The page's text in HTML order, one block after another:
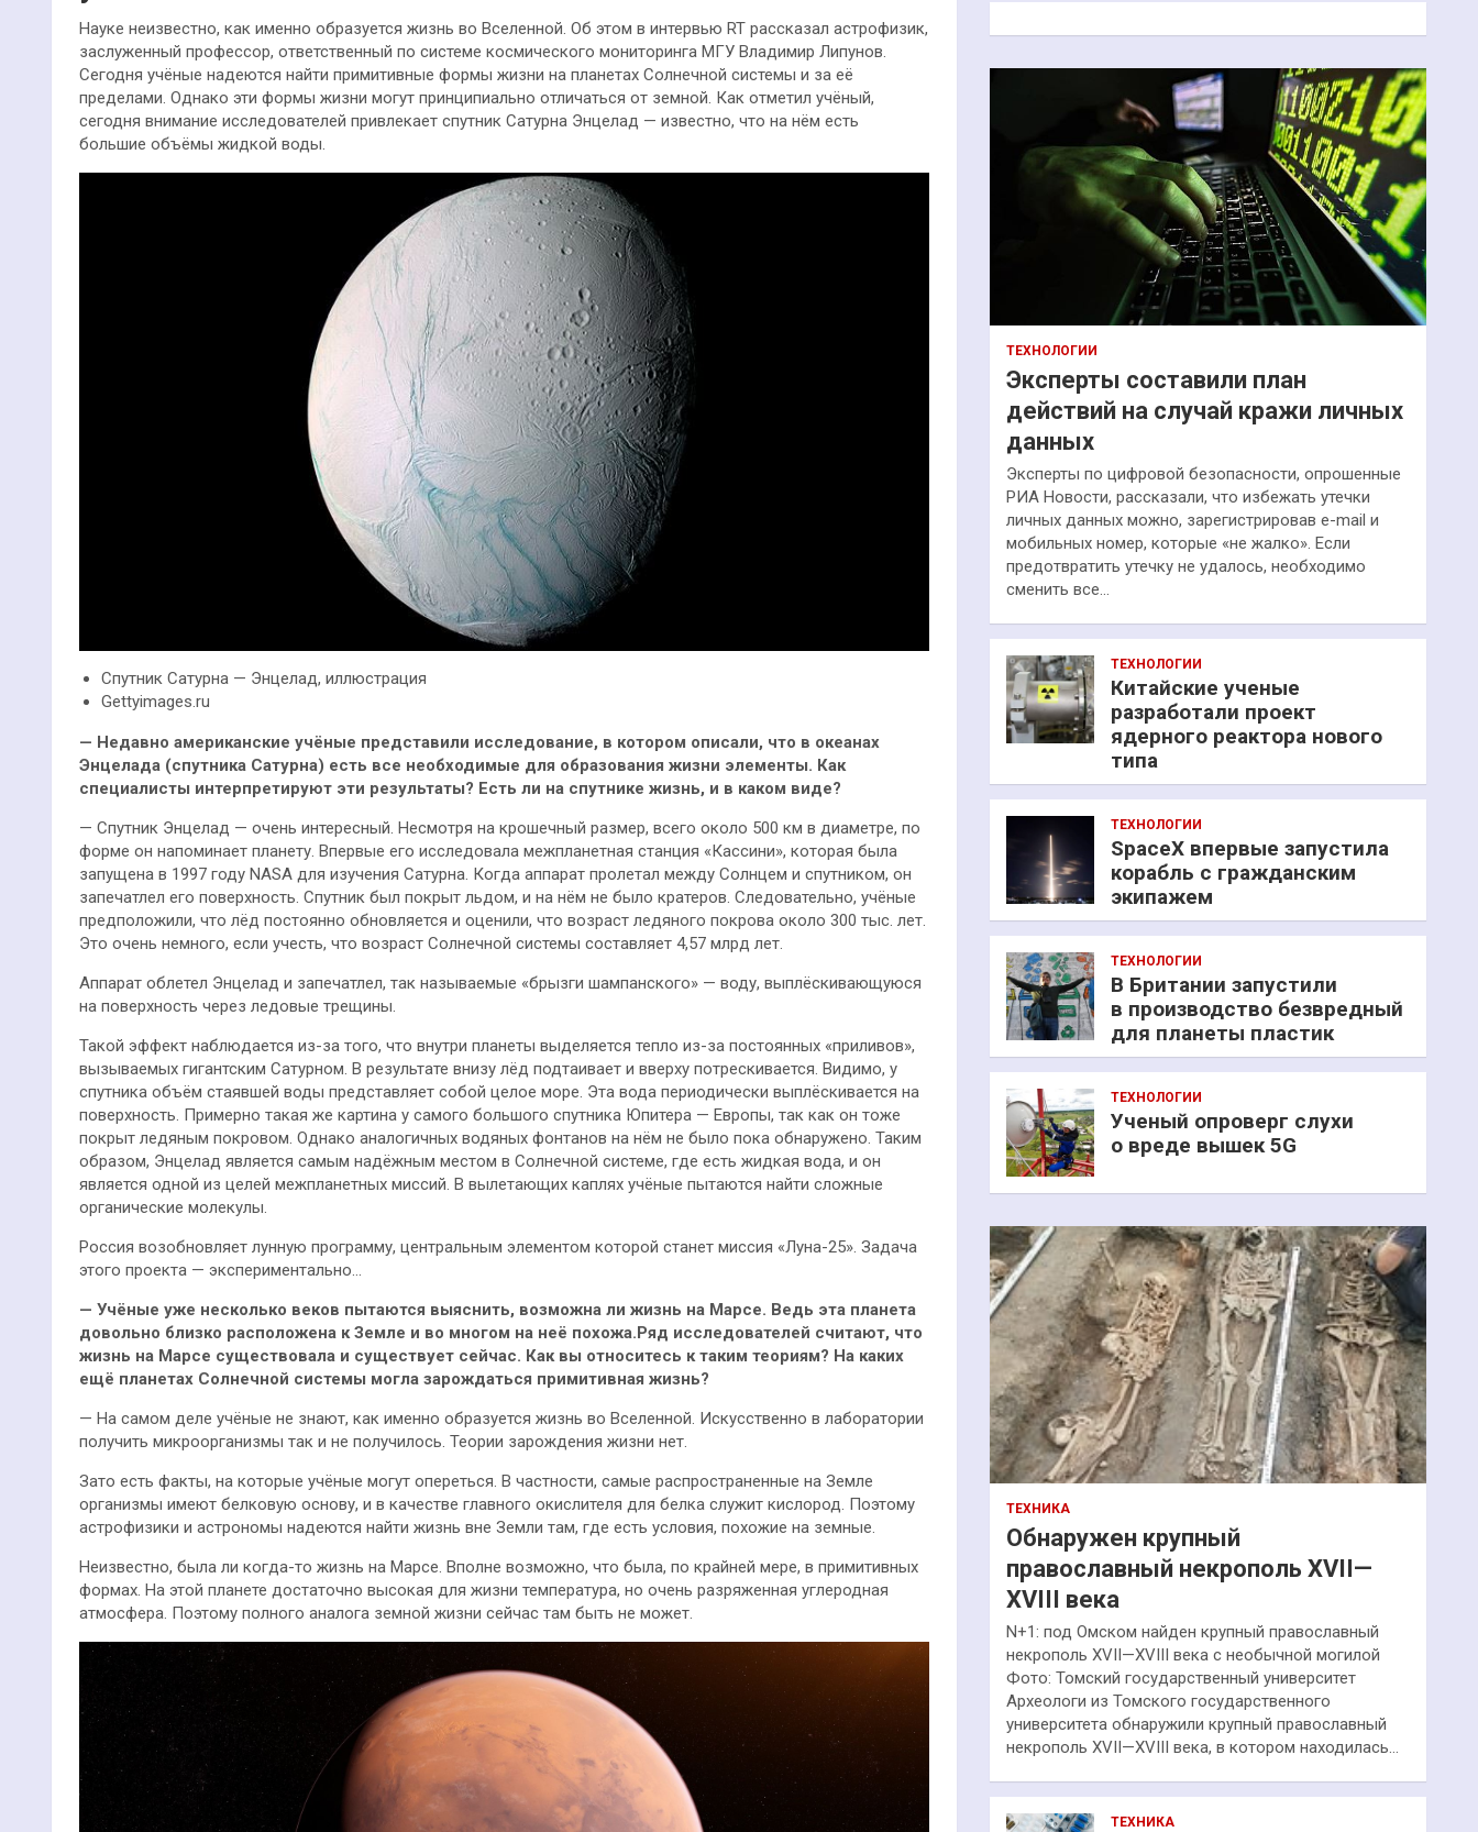
Науке неизвестно, как именно образуется жизнь во Вселенной. Об этом в интервью RT рассказал астрофизик,
заслуженный профессор, ответственный по системе космического мониторинга МГУ Владимир Липунов.
Сегодня учёные надеются найти примитивные формы жизни на планетах Солнечной системы и за её
пределами. Однако эти формы жизни могут принципиально отличаться от земной. Как отметил учёный,
сегодня внимание исследователей привлекает спутник Сатурна Энцелад — известно, что на нём есть
большие объёмы жидкой воды.
Спутник Сатурна — Энцелад, иллюстрация
Gettyimages.ru
— Недавно американские учёные представили исследование, в котором описали, что в океанах
Энцелада (спутника Сатурна) есть все необходимые для образования жизни элементы. Как
специалисты интерпретируют эти результаты? Есть ли на спутнике жизнь, и в каком виде?
— Спутник Энцелад — очень интересный. Несмотря на крошечный размер, всего около 500 км в диаметре, по
форме он напоминает планету. Впервые его исследовала межпланетная станция «Кассини», которая была
запущена в 1997 году NASA для изучения Сатурна. Когда аппарат пролетал между Солнцем и спутником, он
запечатлел его поверхность. Спутник был покрыт льдом, и на нём не было кратеров. Следовательно, учёные
предположили, что лёд постоянно обновляется и оценили, что возраст ледяного покрова около 300 тыс. лет.
Это очень немного, если учесть, что возраст Солнечной системы составляет 4,57 млрд лет.
Аппарат облетел Энцелад и запечатлел, так называемые «брызги шампанского» — воду, выплёскивающуюся
на поверхность через ледовые трещины.
Такой эффект наблюдается из-за того, что внутри планеты выделяется тепло из-за постоянных «приливов»,
вызываемых гигантским Сатурном. В результате внизу лёд подтаивает и вверху потрескивается. Видимо, у
спутника объём стаявшей воды представляет собой целое море. Эта вода периодически выплёскивается на
поверхность. Примерно такая же картина у самого большого спутника Юпитера — Европы, так как он тоже
покрыт ледяным покровом. Однако аналогичных водяных фонтанов на нём не было пока обнаружено. Таким
образом, Энцелад является самым надёжным местом в Солнечной системе, где есть жидкая вода, и он
является одной из целей межпланетных миссий. В вылетающих каплях учёные пытаются найти сложные
органические молекулы.
Россия возобновляет лунную программу, центральным элементом которой станет миссия «Луна-25». Задача
этого проекта — экспериментально…
— Учёные уже несколько веков пытаются выяснить, возможна ли жизнь на Марсе. Ведь эта планета
довольно близко расположена к Земле и во многом на неё похожа.Ряд исследователей считают, что
жизнь на Марсе существовала и существует сейчас. Как вы относитесь к таким теориям? На каких
ещё планетах Солнечной системы могла зарождаться примитивная жизнь?
— На самом деле учёные не знают, как именно образуется жизнь во Вселенной. Искусственно в лаборатории
получить микроорганизмы так и не получилось. Теории зарождения жизни нет.
Зато есть факты, на которые учёные могут опереться. В частности, самые распространенные на Земле
организмы имеют белковую основу, и в качестве главного окислителя для белка служит кислород. Поэтому
астрофизики и астрономы надеются найти жизнь вне Земли там, где есть условия, похожие на земные.
Неизвестно, была ли когда-то жизнь на Марсе. Вполне возможно, что была, по крайней мере, в примитивных
формах. На этой планете достаточно высокая для жизни температура, но очень разряженная углеродная
атмосфера. Поэтому полного аналога земной жизни сейчас там быть не может.
к
ТЕХНОЛОГИИ
Эксперты составили план
действий на случай кражи личных
данных
Эксперты по цифровой безопасности, опрошенные
РИА Новости, рассказали, что избежать утечки
личных данных можно, зарегистрировав e-mail и
мобильных номер, которые «не жалко». Если
предотвратить утечку не удалось, необходимо
сменить все…
ТЕХНОЛОГИИ
Китайские ученые
разработали проект
ядерного реактора нового
типа
ТЕХНОЛОГИИ
SpaceX впервые запустила
корабль с гражданским
экипажем
ТЕХНОЛОГИИ
В Британии запустили
в производство безвредный
для планеты пластик
ТЕХНОЛОГИИ
Ученый опроверг слухи
о вреде вышек 5G
ТЕХНИКА
Обнаружен крупный
православный некрополь XVII—
XVIII века
N+1: под Омском найден крупный православный
некрополь XVII—XVIII века с необычной могилой
Фото: Томский государственный университет
Археологи из Томского государственного
университета обнаружили крупный православный
некрополь XVII—XVIII века, в котором находилась…
ТЕХНИКА